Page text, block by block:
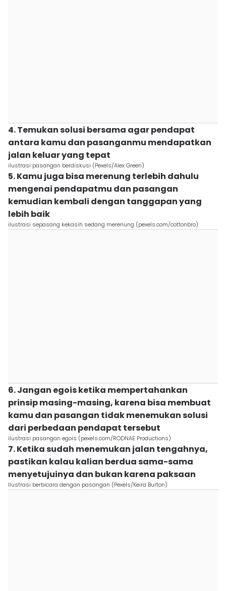
4. Temukan solusi bersama agar pendapat
antara kamu dan pasanganmu mendapatkan
jalan keluar yang tepat
ilustrasi pasangan berdiskusi (Pexels/Alex Green)
5. Kamu juga bisa merenung terlebih dahulu
mengenai pendapatmu dan pasangan
kemudian kembali dengan tanggapan yang
lebih baik
ilustrasi sepasang kekasih sedang merenung (pexels.com/cottonbro)
6. Jangan egois ketika mempertahankan
prinsip masing-masing, karena bisa membuat
kamu dan pasangan tidak menemukan solusi
dari perbedaan pendapat tersebut
ilustrasi pasangan egois (pexels.com/RODNAE Productions)
7. Ketika sudah menemukan jalan tengahnya,
pastikan kalau kalian berdua sama-sama
menyetujuinya dan bukan karena paksaan
Ilustrasi berbicara dengan pasangan (Pexels/Keira Burton)